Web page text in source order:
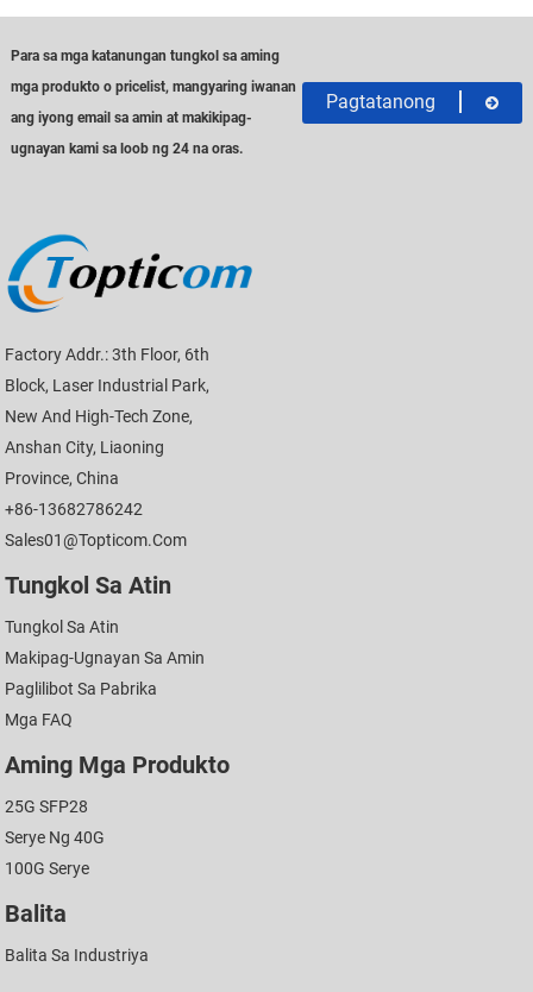
Para sa mga katanungan tungkol sa aming
mga produkto o pricelist, mangyaring iwanan
ang iyong email sa amin at makikipag-
ugnayan kami sa loob ng 24 na oras.
Pagtatanong
Factory Addr.: 3th Floor, 6th
Block, Laser Industrial Park,
New And High-Tech Zone,
Anshan City, Liaoning
Province, China
+86-13682786242
Sales01@topticom.com
Tungkol Sa Atin
Tungkol Sa Atin
Makipag-Ugnayan Sa Amin
Paglilibot Sa Pabrika
Mga FAQ
Aming Mga Produkto
25G SFP28
Serye Ng 40G
100G Serye
Balita
Balita Sa Industriya